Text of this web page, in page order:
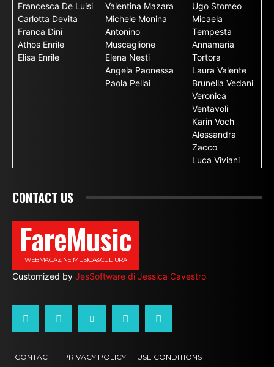
Francesca De Luisi
Carlotta Devita
Franca Dini
Athos Enrile
Elisa Enrile
Valentina Mazara
Michele Monina
Antonino
Muscaglione
Elena Nesti
Angela Paonessa
Paola Pellai
Ugo Stomeo
Micaela
Tempesta
Annamaria
Tortora
Laura Valente
Brunella Vedani
Veronica
Ventavoli
Karin Voch
Alessandra
Zacco
Luca Viviani
CONTACT US
FareMusic
WEBMAGAZINE MUSICA&CULTURA
Customized by JesSoftware di Jessica Cavestro
CONTACT PRIVACY POLICY USE CONDITIONS